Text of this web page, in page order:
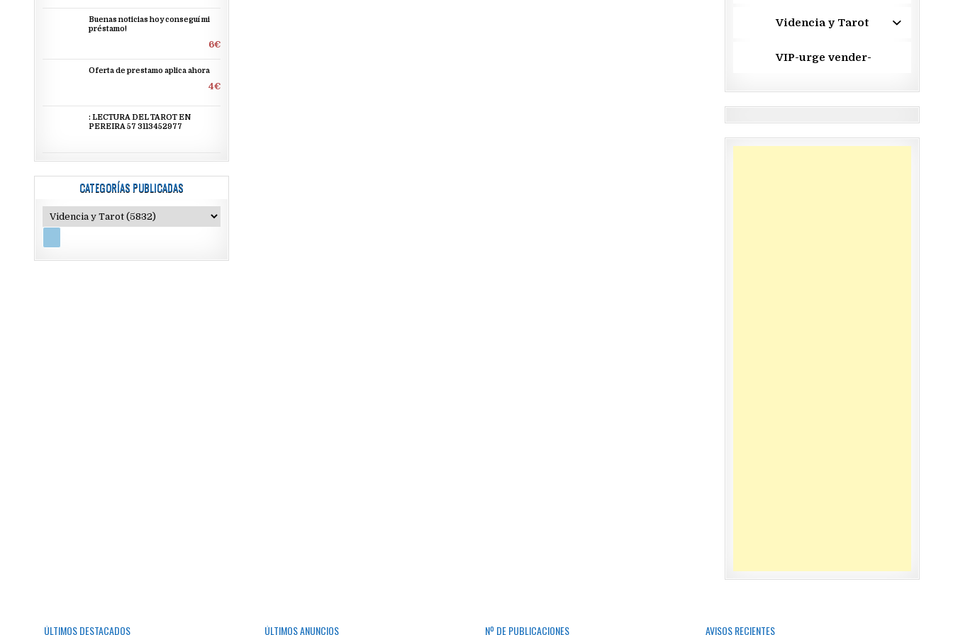
Buenas noticias hoy conseguí mi
préstamo!
6€
Oferta de prestamo aplica ahora
4€
: LECTURA DEL TAROT EN
PEREIRA 57 3113452977
CATEGORÍAS PUBLICADAS
Videncia y Tarot
VIP-urge vender-
ÚLTIMOS DESTACADOS ÚLTIMOS ANUNCIOS Nº DE PUBLICACIONES AVISOS RECIENTES